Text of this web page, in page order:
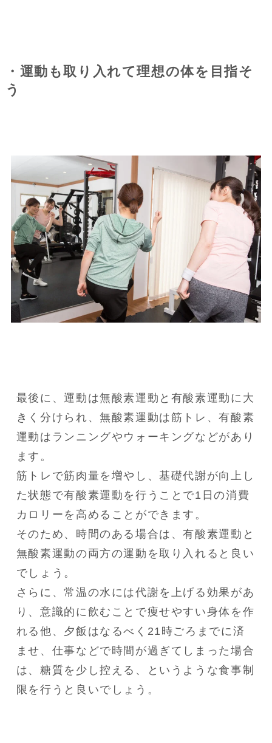
・運動も取り入れて理想の体を目指そ
う
最後に、運動は無酸素運動と有酸素運動に大
きく分けられ、無酸素運動は筋トレ、有酸素
運動はランニングやウォーキングなどがあり
ます。
筋トレで筋肉量を増やし、基礎代謝が向上し
た状態で有酸素運動を行うことで1日の消費
カロリーを高めることができます。
そのため、時間のある場合は、有酸素運動と
無酸素運動の両方の運動を取り入れると良い
でしょう。
さらに、常温の水には代謝を上げる効果があ
り、意識的に飲むことで痩せやすい身体を作
れる他、夕飯はなるべく21時ごろまでに済
ませ、仕事などで時間が過ぎてしまった場合
は、糖質を少し控える、というような食事制
限を行うと良いでしょう。